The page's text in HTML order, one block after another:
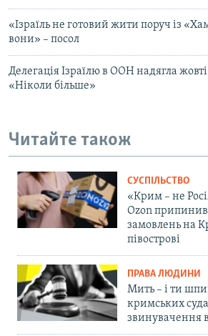
«Ізраїль не готовий жити поруч із
вони» – посол
Делегація Ізраїлю в ООН надягла
«Ніколи більше»
Читайте також
СУСПІЛЬСТВО
«Крим – не
Ozon
замовлень на
півострові
ПРАВА ЛЮДИНИ
Мить – і ти
кримських
звинувачення